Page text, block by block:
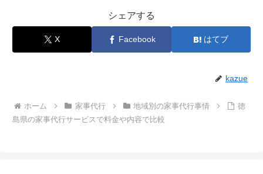
シェアする
X Facebook はてブ
kazue
ホーム 家事代行 地域別の家事代行事情
徳
島県の家事代行サービスで料金や内容で比較